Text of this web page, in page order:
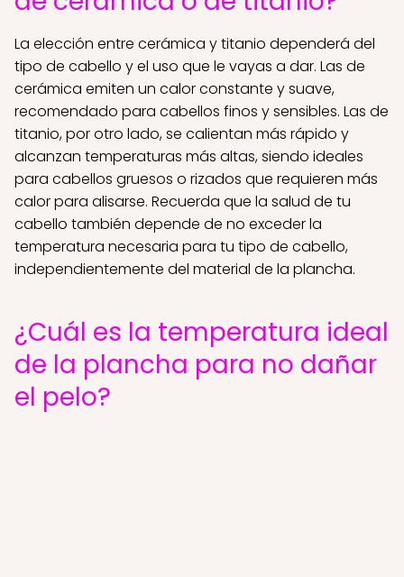
La elección entre cerámica y titanio dependerá del
tipo de cabello y el uso que le vayas a dar. Las de
cerámica emiten un calor constante y suave,
recomendado para cabellos finos y sensibles. Las de
titanio, por otro lado, se calientan más rápido y
alcanzan temperaturas más altas, siendo ideales
para cabellos gruesos o rizados que requieren más
calor para alisarse. Recuerda que la salud de tu
cabello también depende de no exceder la
temperatura necesaria para tu tipo de cabello,
independientemente del material de la plancha.
¿Cuál es la temperatura ideal
de la plancha para no dañar
el pelo?